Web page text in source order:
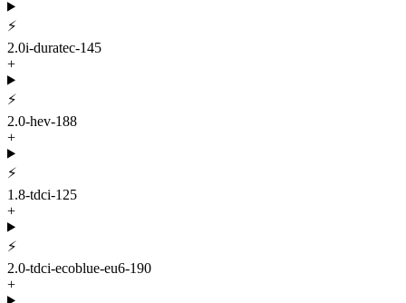
⚡
2.0i-duratec-145
+
⚡
2.0-hev-188
+
⚡
1.8-tdci-125
+
⚡
2.0-tdci-ecoblue-eu6-190
+